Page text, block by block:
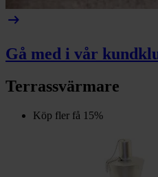
arrow_right_alt
Gå med i vår
Terrassvärmare
Köp fler få 15%